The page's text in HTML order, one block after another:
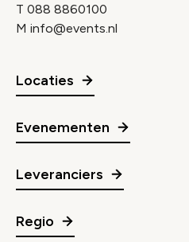
T 088 8860100
M info@events.nl
Locaties
Evenementen
Leveranciers
Regio